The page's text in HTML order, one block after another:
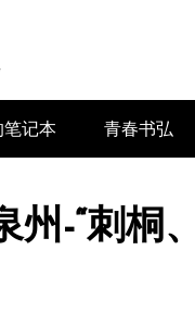
笔记本 青春书弘
州-“刺桐